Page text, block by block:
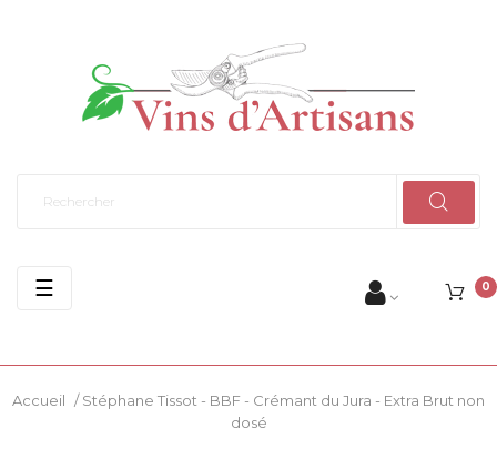
0
Basculer
☰
Accueil / Stéphane Tissot - BBF - Crémant du Jura - Extra Brut non
dosé